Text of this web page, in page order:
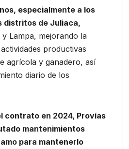
especialmente a los
distritos de Juliaca,
y Lampa, mejorando la
productivas
agrícola y ganadero, así
diario de los
contrato en 2024, Provías
mantenimientos
para mantenerlo